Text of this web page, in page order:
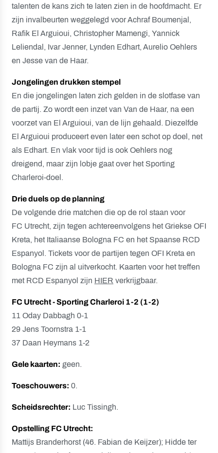
talenten de kans zich te laten zien in de hoofdmacht. Er
zijn invalbeurten weggelegd voor Achraf Boumenjal,
Rafik El Arguioui, Christopher Mamengi, Yannick
Leliendal, Ivar Jenner, Lynden Edhart, Aurelio Oehlers
en Jesse van de Haar.
Jongelingen drukken stempel
En die jongelingen laten zich gelden in de slotfase van
de partij. Zo wordt een inzet van Van de Haar, na een
voorzet van El Arguioui, van de lijn gehaald. Diezelfde
El Arguioui produceert even later een schot op doel, net
als Edhart. En vlak voor tijd is ook Oehlers nog
dreigend, maar zijn lobje gaat over het Sporting
Charleroi-doel.
Drie duels op de planning
De volgende drie matchen die op de rol staan voor
FC Utrecht, zijn tegen achtereenvolgens het Griekse OFI
Kreta, het Italiaanse Bologna FC en het Spaanse RCD
Espanyol. Tickets voor de partijen tegen OFI Kreta en
Bologna FC zijn al uitverkocht. Kaarten voor het treffen
met RCD Espanyol zijn HIER verkrijgbaar.
FC Utrecht - Sporting Charleroi 1-2 (1-2)
11 Oday Dabbagh 0-1
29 Jens Toornstra 1-1
37 Daan Heymans 1-2
Gele kaarten: geen.
Toeschouwers: 0.
Scheidsrechter: Luc Tissingh.
Opstelling FC Utrecht:
Mattijs Branderhorst (46. Fabian de Keijzer); Hidde ter